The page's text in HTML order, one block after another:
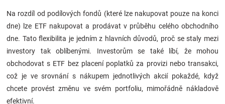
Na rozdíl od podílových fondů (které lze nakupovat pouze na konci
dne) lze ETF nakupovat a prodávat v průběhu celého obchodního
dne. Tato flexibilita je jedním z hlavních důvodů, proč se staly mezi
investory tak oblíbenými. Investorům se také líbí, že mohou
obchodovat s ETF bez placení poplatků za provizi nebo transakci,
což je ve srovnání s nákupem jednotlivých akcií pokaždé, když
chcete provést změnu ve svém portfoliu, mimořádně nákladově
efektivní.